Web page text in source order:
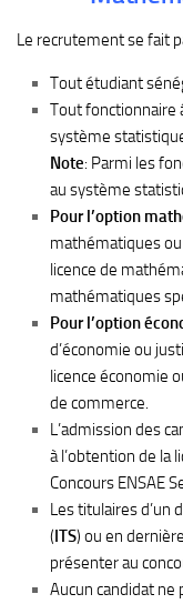
Le recrutement se fait
Tout étudiant
Tout fonctionnaire
système
Note: Parmi les
au système
Pour l’option
mathématiques
licence de
mathématiques
Pour l’option
d’économie ou
licence économie
de commerce.
L’admission des
à l’obtention de la
Concours ENSAE
Les titulaires d’un
(ITS) ou en
présenter au
Aucun candidat ne